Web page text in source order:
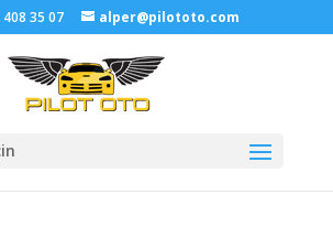
35 07 alper@pilototo.com